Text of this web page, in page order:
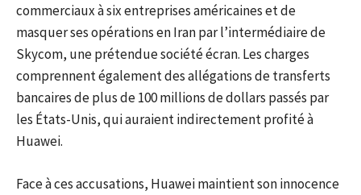
commerciaux à six entreprises américaines et de
masquer ses opérations en Iran par l’intermédiaire de
Skycom, une prétendue société écran. Les charges
comprennent également des allégations de transferts
bancaires de plus de 100 millions de dollars passés par
les États-Unis, qui auraient indirectement profité à
Huawei.
Face à ces accusations, Huawei maintient son innocence